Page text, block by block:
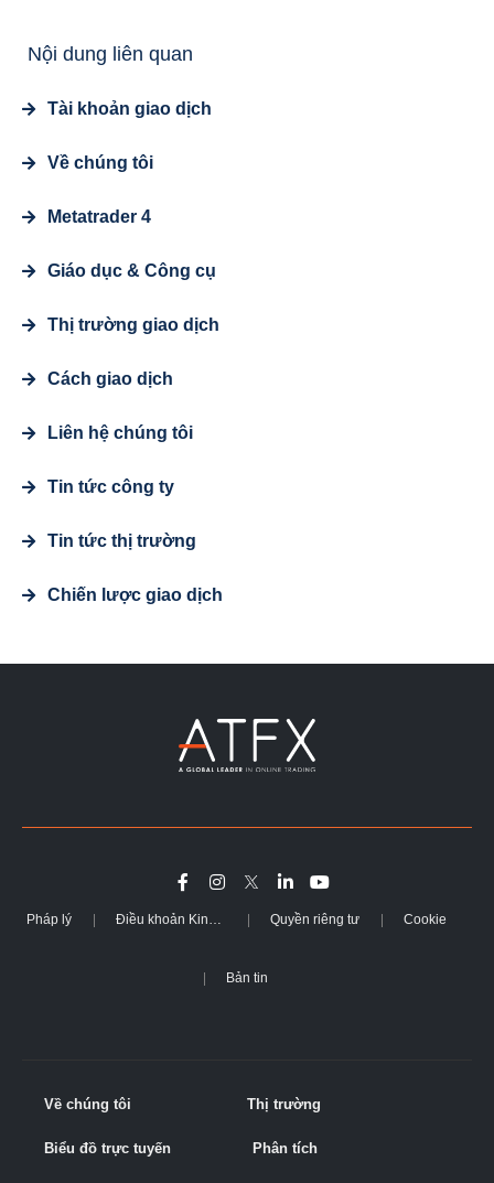
Nội dung liên quan
Tài khoản giao dịch
Về chúng tôi
Metatrader 4
Giáo dục & Công cụ
Thị trường giao dịch
Cách giao dịch
Liên hệ chúng tôi
Tin tức công ty
Tin tức thị trường
Chiến lược giao dịch
Pháp lý Điều khoản Kinh doanh Quyền riêng tư Cookie
Bản tin
Về chúng tôi Thị trường
Biểu đồ trực tuyến Phân tích